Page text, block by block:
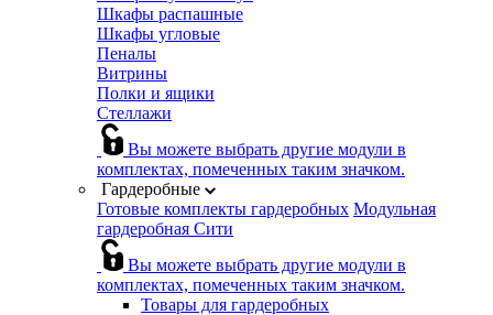
Шкафы распашные
Шкафы угловые
Пеналы
Витрины
Полки и ящики
Стеллажи
Вы можете выбрать другие модули в
комплектах, помеченных таким значком.
Гардеробные
Готовые комплекты гардеробных Модульная
гардеробная Сити
Вы можете выбрать другие модули в
комплектах, помеченных таким значком.
Товары для гардеробных